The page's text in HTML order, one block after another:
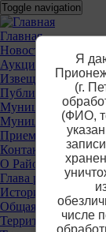
Перейти
к
основному
содержанию
Toggle navigation
Я
(г.
(ФИО,
числе
Основное
меню
Главная
Новости
Аукционы
Извещения о
Публичные
Муниципальные
Муниципальный
Приемная
Контакты
О Районе
Глава района
История
Общая информация
Территориальные